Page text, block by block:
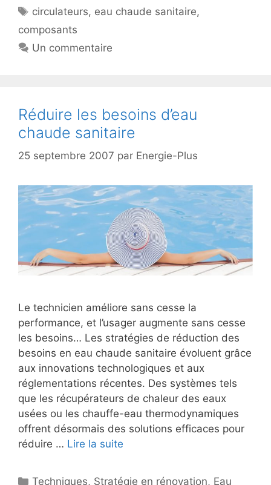
Étiquettes
circulateurs, eau chaude sanitaire,
composants
Un commentaire
Réduire les besoins d’eau
chaude sanitaire
25 septembre 2007 par Energie-Plus
Le technicien améliore sans cesse la
performance, et l’usager augmente sans cesse
les besoins… Les stratégies de réduction des
besoins en eau chaude sanitaire évoluent grâce
aux innovations technologiques et aux
réglementations récentes. Des systèmes tels
que les récupérateurs de chaleur des eaux
usées ou les chauffe-eau thermodynamiques
offrent désormais des solutions efficaces pour
réduire … Lire la suite
Catégories
Techniques, Stratégie en rénovation, Eau